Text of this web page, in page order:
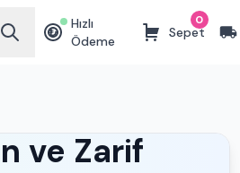
₺
Hızlı
Ödeme
Sepet
0
ve Zarif